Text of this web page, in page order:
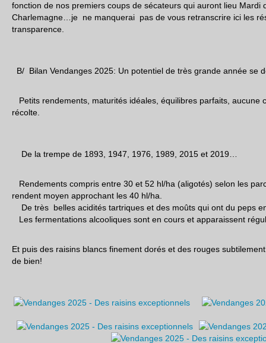
fonction de nos premiers coups de sécateurs qui auront lieu Mardi
Charlemagne…je ne manquerai pas de vous retranscrire ici les
transparence.
B/ Bilan Vendanges 2025: Un potentiel de très grande année se
Petits rendements, maturités idéales, équilibres parfaits, aucune
récolte.
De la trempe de 1893, 1947, 1976, 1989, 2015 et 2019…
Rendements compris entre 30 et 52 hl/ha (aligotés) selon les
rendent moyen approchant les 40 hl/ha.
De très belles acidités tartriques et des moûts qui ont du peps
Les fermentations alcooliques sont en cours et apparaissent
Et puis des raisins blancs finement dorés et des rouges
de bien!